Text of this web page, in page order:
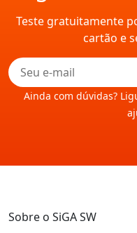
Teste gratuitamente
cartão e
Ainda com dúvidas?
Sobre o SiGA SW